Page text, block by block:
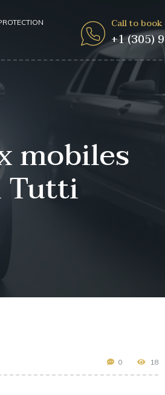
Call to book
+1 (305)
mobiles
Tutti
0 18